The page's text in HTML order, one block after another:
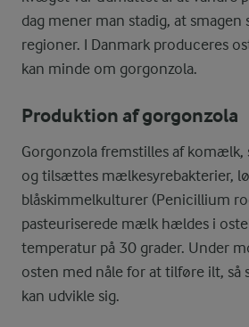
dag mener man stadig, at smagen
regioner. I Danmark produceres
kan minde om gorgonzola.
Produktion af gorgonzola
Gorgonzola fremstilles af komælk,
og tilsættes mælkesyrebakterier,
blåskimmelkulturer (Penicillium
pasteuriserede mælk hældes i
temperatur på 30 grader. Under
osten med nåle for at tilføre ilt, så
kan udvikle sig.